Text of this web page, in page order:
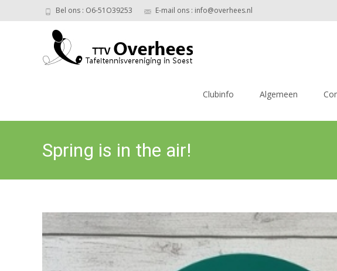
Bel ons : O6-51O39253 E-mail ons : info@overhees.nl
naar
inhoud
Clubinfo Algemeen
Spring is in the air!